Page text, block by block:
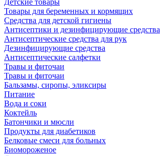
Детские товары
Товары для беременных и кормящих
Средства для детской гигиены
Антисептики и дезинфицирующие средства
Антисептические средства для рук
Дезинфицирующие средства
Антисептические салфетки
Травы и фиточаи
Травы и фиточаи
Бальзамы, сиропы, эликсиры
Питание
Вода и соки
Коктейль
Батончики и мюсли
Продукты для диабетиков
Белковые смеси для больных
Биомороженое